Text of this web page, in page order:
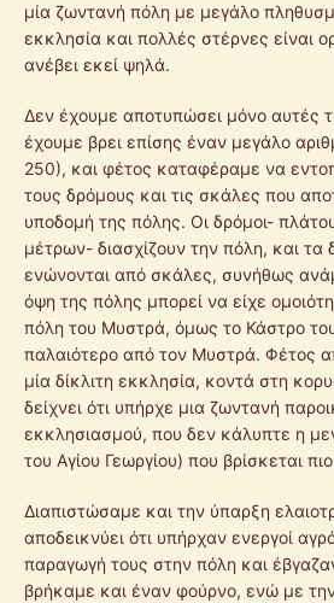
μία ζωντανή πόλη με μεγάλο
εκκλησία και πολλές στέρνες είναι
ανέβει εκεί ψηλά.
Δεν έχουμε αποτυπώσει μόνο αυτές
έχουμε βρει επίσης έναν μεγάλο
250), και φέτος καταφέραμε να
τους δρόμους και τις σκάλες που
υποδομή της πόλης. Οι δρόμοι-
μέτρων- διασχίζουν την πόλη, και τα
ενώνονται από σκάλες, συνήθως
όψη της πόλης μπορεί να είχε
πόλη του Μυστρά, όμως το Κάστρο
παλαιότερο από τον Μυστρά. Φέτος
μία δίκλιτη εκκλησία, κοντά στη
δείχνει ότι υπήρχε μια ζωντανή
εκκλησιασμού, που δεν κάλυπτε η
του Αγίου Γεωργίου) που βρίσκεται
Διαπιστώσαμε και την ύπαρξη
αποδεικνύει ότι υπήρχαν ενεργοί
παραγωγή τους στην πόλη και
βρήκαμε και έναν φούρνο, ενώ με